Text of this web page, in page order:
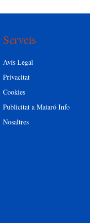
Serveis
Avís Legal
Privacitat
Cookies
Publicitat a Mataró Info
Nosaltres